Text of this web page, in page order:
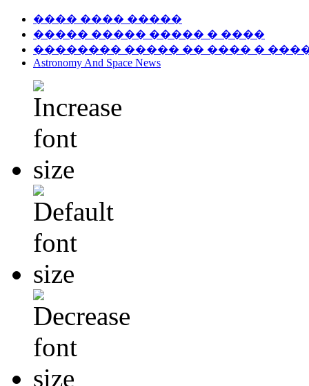
���� ���� �����
����� ����� ����� � ����
�������� ����� �� ���� �
Astronomy And Space News